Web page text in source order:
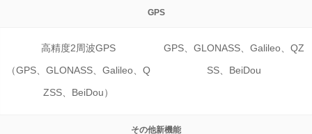
GPS
高精度2周波GPS
（GPS、GLONASS、Galileo、Q
ZSS、BeiDou）
GPS、GLONASS、Galileo、QZ
SS、BeiDou
その他新機能